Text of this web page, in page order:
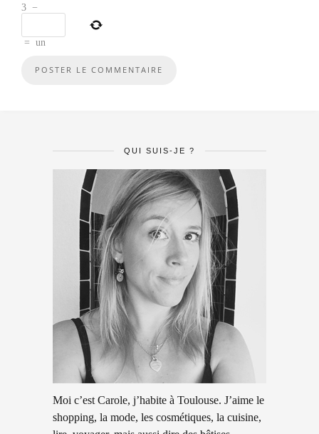
3 −
= un
QUI SUIS-JE ?
Moi c’est Carole, j’habite à Toulouse. J’aime le
shopping, la mode, les cosmétiques, la cuisine,